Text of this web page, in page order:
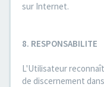
sur Internet.
8. RESPONSABILITE
L'Utilisateur
de discernement